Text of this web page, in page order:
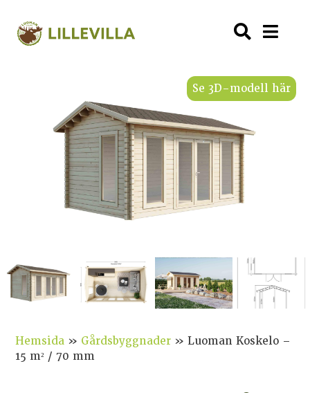
Hemsida » Gårdsbyggnader »Luoman Koskelo –
15 m² / 70 mm
Se 3D-modell här